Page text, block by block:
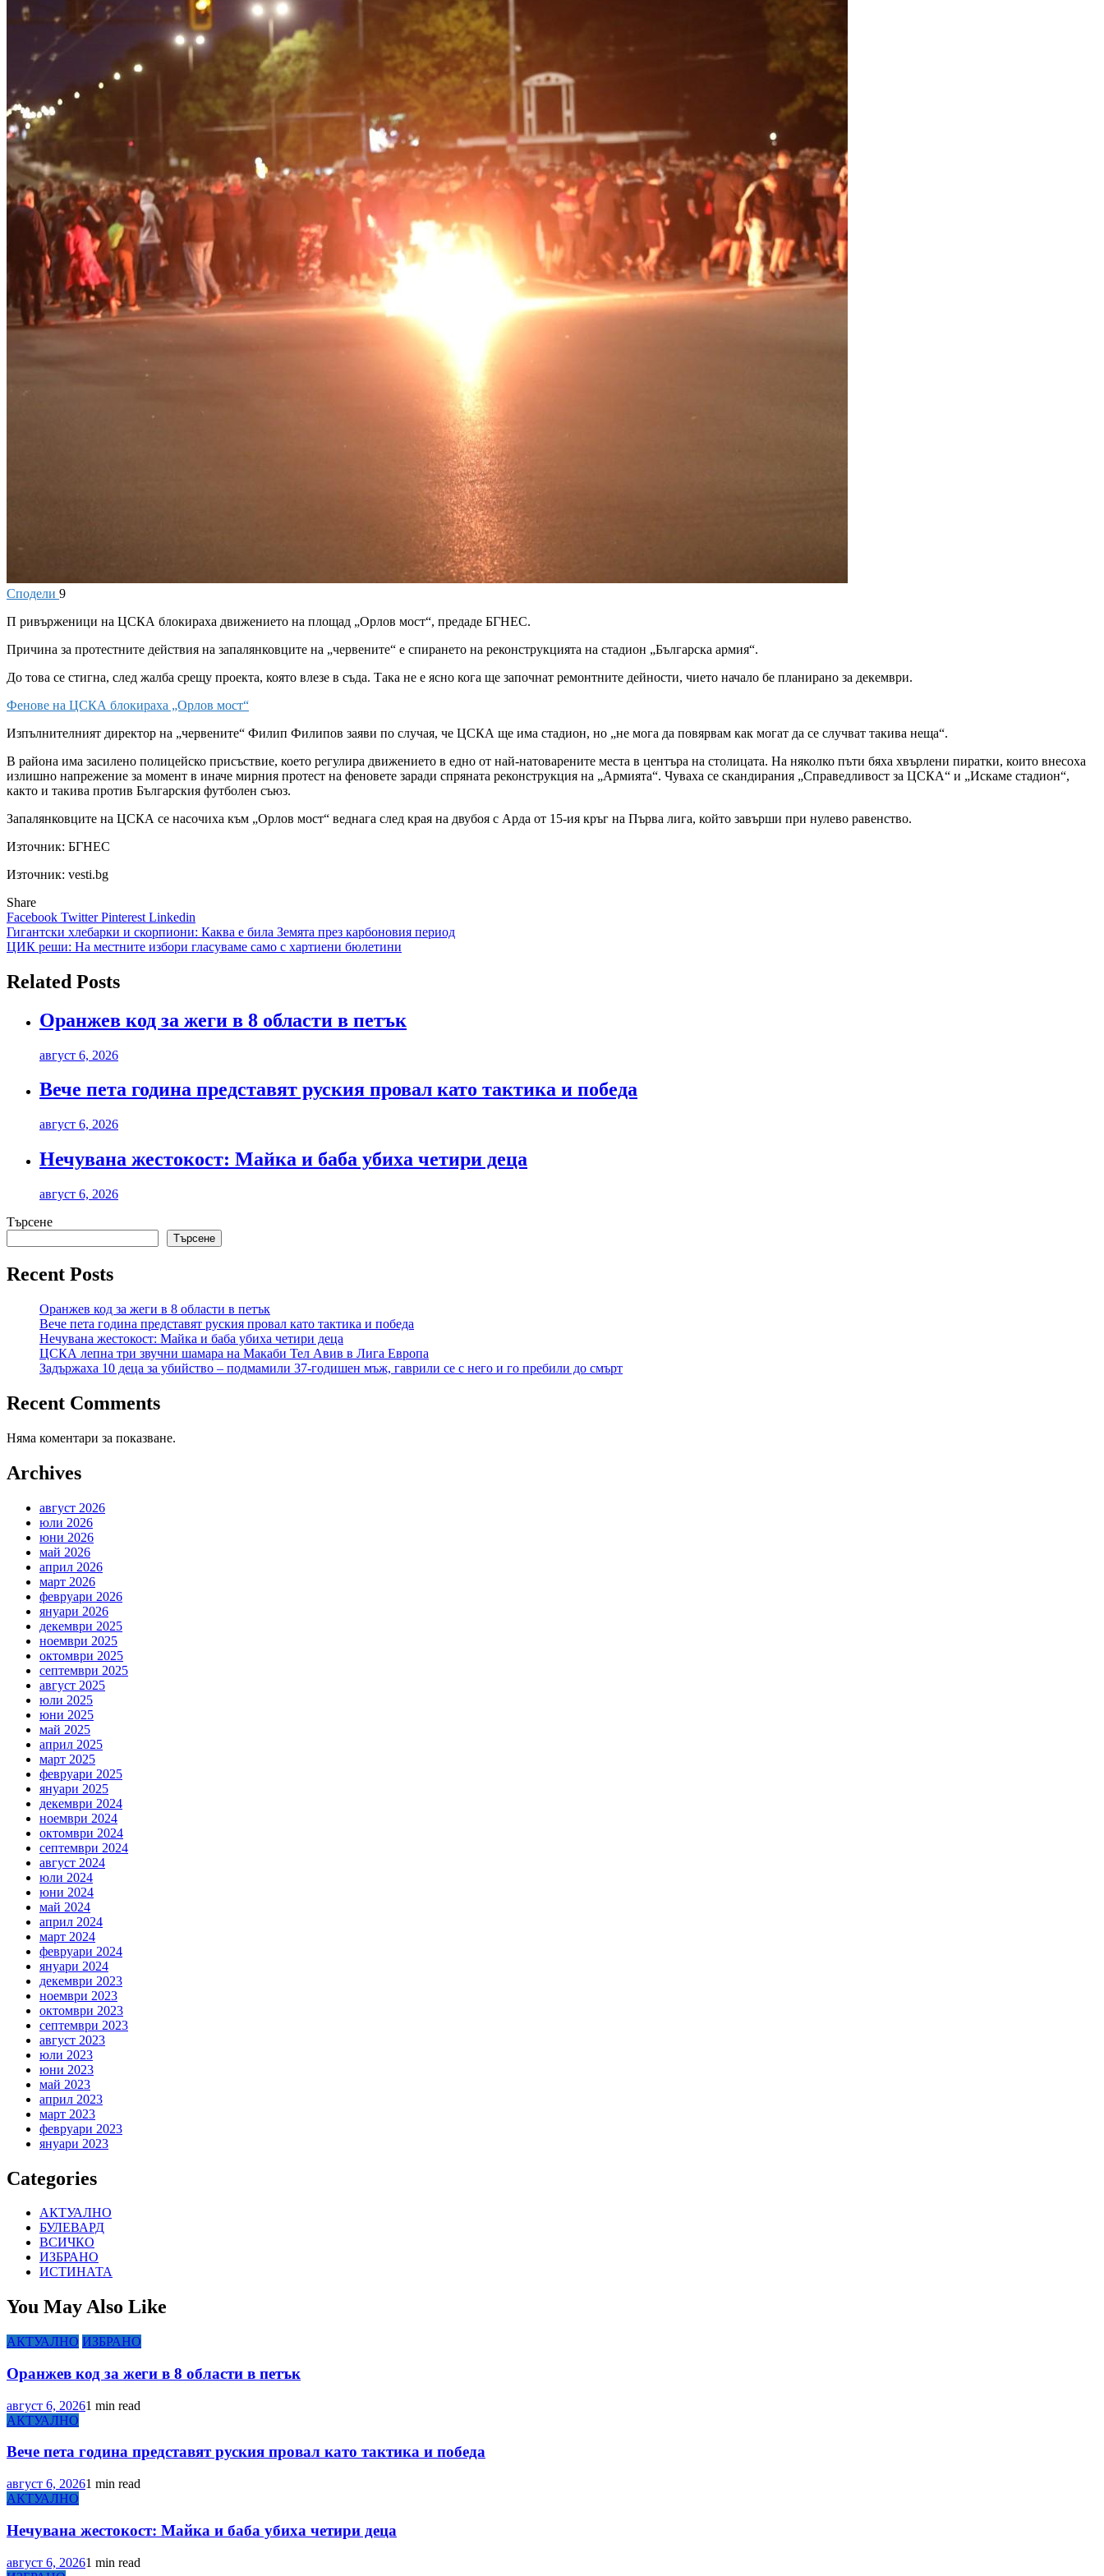
Сподели 9
П ривърженици на ЦСКА блокираха движението на площад „Орлов мост“, предаде БГНЕС.
Причина за протестните действия на запалянковците на „червените“ е спирането на реконструкцията на стадион „Българска армия“.
До това се стигна, след жалба срещу проекта, която влезе в съда. Така не е ясно кога ще започнат ремонтните дейности, чието начало бе планирано за декември.
Фенове на ЦСКА блокираха „Орлов мост“
Изпълнителният директор на „червените“ Филип Филипов заяви по случая, че ЦСКА ще има стадион, но „не мога да повярвам как могат да се случват такива неща“.
В района има засилено полицейско присъствие, което регулира движението в едно от най-натоварените места в центъра на столицата. На няколко пъти бяха хвърлени пиратки, които внесоха
излишно напрежение за момент в иначе мирния протест на феновете заради спряната реконструкция на „Армията“. Чуваха се скандирания „Справедливост за ЦСКА“ и „Искаме стадион“,
както и такива против Българския футболен съюз.
Запалянковците на ЦСКА се насочиха към „Орлов мост“ веднага след края на двубоя с Арда от 15-ия кръг на Първа лига, който завърши при нулево равенство.
Източник: БГНЕС
Източник: vesti.bg
Share
Facebook TwitterPinterest Linkedin
Навигация
Гигантски хлебарки и скорпиони: Каква е била Земята през карбоновия период
ЦИК реши: На местните избори гласуваме само с хартиени бюлетини
Related Posts
Оранжев код за жеги в 8 области в петък
август 6, 2026
Вече пета година представят руския провал като тактика и победа
август 6, 2026
Нечувана жестокост: Майка и баба убиха четири деца
август 6, 2026
Търсене
Търсене
Recent Posts
Оранжев код за жеги в 8 области в петък
Вече пета година представят руския провал като тактика и победа
Нечувана жестокост: Майка и баба убиха четири деца
ЦСКА лепна три звучни шамара на Макаби Тел Авив в Лига Европа
Задържаха 10 деца за убийство – подмамили 37-годишен мъж, гаврили се с него и го пребили до смърт
Recent Comments
Няма коментари за показване.
Archives
август 2026
юли 2026
юни 2026
май 2026
април 2026
март 2026
февруари 2026
януари 2026
декември 2025
ноември 2025
октомври 2025
септември 2025
август 2025
юли 2025
юни 2025
май 2025
април 2025
март 2025
февруари 2025
януари 2025
декември 2024
ноември 2024
октомври 2024
септември 2024
август 2024
юли 2024
юни 2024
май 2024
април 2024
март 2024
февруари 2024
януари 2024
декември 2023
ноември 2023
октомври 2023
септември 2023
август 2023
юли 2023
юни 2023
май 2023
април 2023
март 2023
февруари 2023
януари 2023
Categories
АКТУАЛНО
БУЛЕВАРД
ВСИЧКО
ИЗБРАНО
ИСТИНАТА
You May Also Like
АКТУАЛНО ИЗБРАНО
Оранжев код за жеги в 8 области в петък
август 6, 20261 min read
АКТУАЛНО
Вече пета година представят руския провал като тактика и победа
август 6, 20261 min read
АКТУАЛНО
Нечувана жестокост: Майка и баба убиха четири деца
август 6, 20261 min read